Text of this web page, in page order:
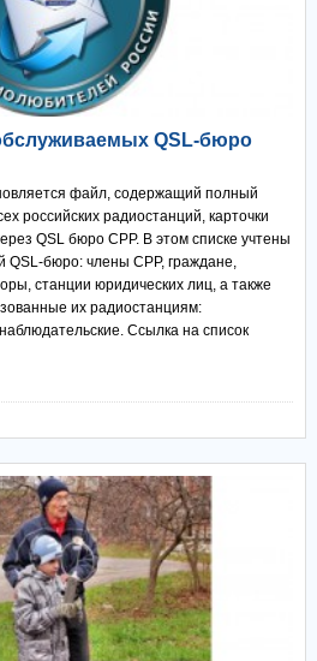
QSL-бюро
файл, содержащий полный
российских радиостанций, карточки
QSL бюро СРР. В этом списке учтены
QSL-бюро: члены СРР, граждане,
станции юридических лиц, а также
их радиостанциям:
Ссылка на список